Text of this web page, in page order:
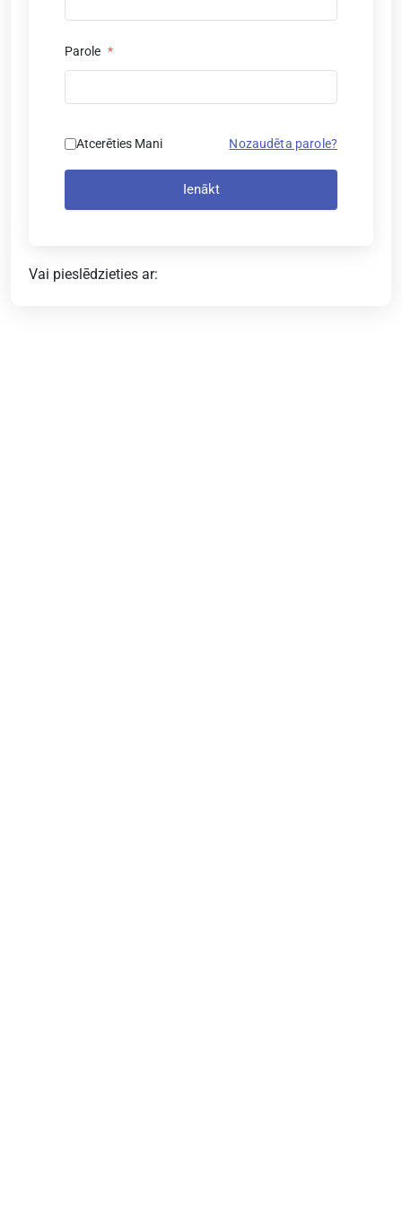
Parole *
Atcerēties Mani Nozaudēta parole?
Ienākt
Vai pieslēdzieties ar: